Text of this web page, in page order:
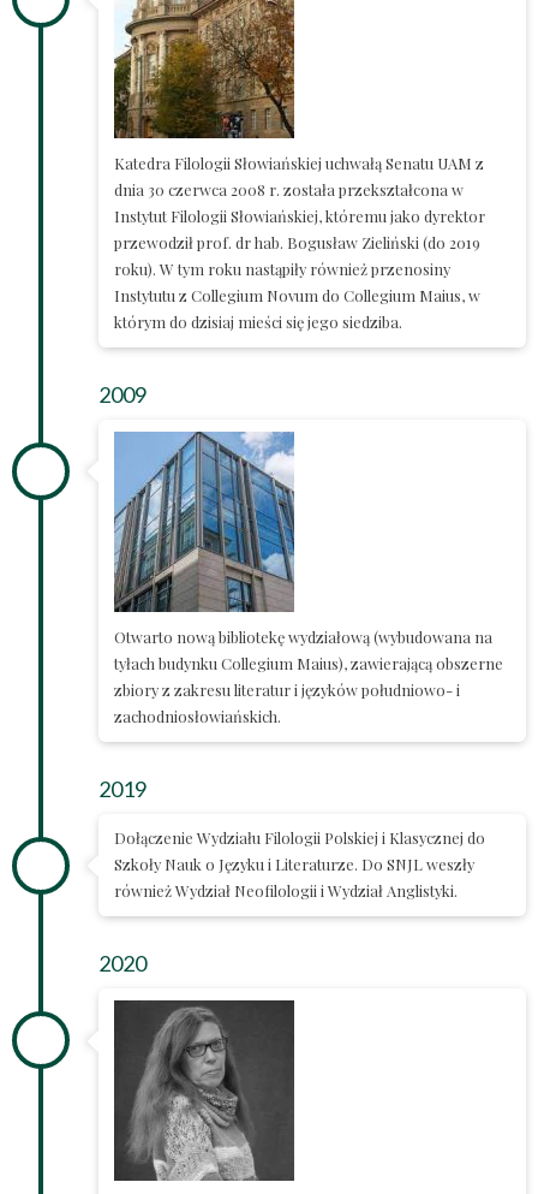
Katedra Filologii Słowiańskiej uchwałą Senatu UAM z
dnia 30 czerwca 2008 r. została przekształcona w
Instytut Filologii Słowiańskiej, któremu jako dyrektor
przewodził prof. dr hab. Bogusław Zieliński (do 2019
roku). W tym roku nastąpiły również przenosiny
Instytutu z Collegium Novum do Collegium Maius, w
którym do dzisiaj mieści się jego siedziba.
2009
Otwarto nową bibliotekę wydziałową (wybudowana na
tyłach budynku Collegium Maius), zawierającą obszerne
zbiory z zakresu literatur i języków południowo- i
zachodniosłowiańskich.
2019
Dołączenie Wydziału Filologii Polskiej i Klasycznej do
Szkoły Nauk o Języku i Literaturze. Do SNJL weszły
również Wydział Neofilologii i Wydział Anglistyki.
2020